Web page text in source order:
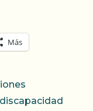
Más
discapacidad